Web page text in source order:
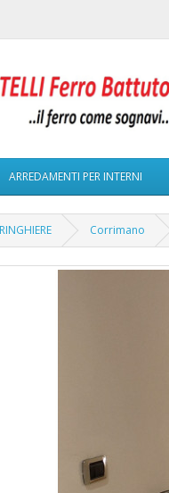
ARREDAMENTI PER INTERNI
Corrimano